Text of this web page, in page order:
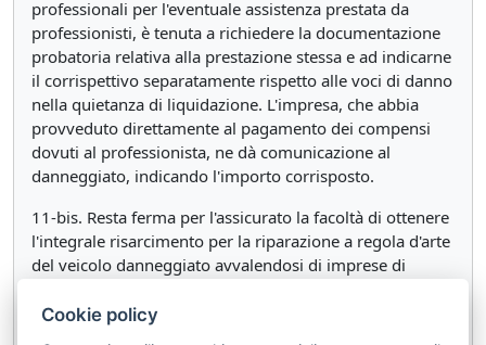
professionali per l'eventuale assistenza prestata da
professionisti, è tenuta a richiedere la documentazione
probatoria relativa alla prestazione stessa e ad indicarne
il corrispettivo separatamente rispetto alle voci di danno
nella quietanza di liquidazione. L'impresa, che abbia
provveduto direttamente al pagamento dei compensi
dovuti al professionista, ne dà comunicazione al
danneggiato, indicando l'importo corrisposto.
11-bis. Resta ferma per l'assicurato la facoltà di ottenere
l'integrale risarcimento per la riparazione a regola d'arte
del veicolo danneggiato avvalendosi di imprese di
legge 5 febbraio 1992, n. 122. A tal fine, l'impresa di
Cookie policy